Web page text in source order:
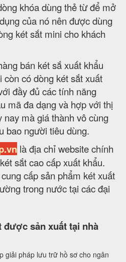
khóa dùng thẻ từ để mở
của nó nên được dùng
két sắt mini cho khách
bán két sắ xuất khẩu
còn có dòng két sắt xuất
đầy đủ các tính năng
mã đa dạng và hợp với thị
nay mà giá thành vô cùng
bao người tiêu dùng.
là địa chỉ website chính
sắt cao cấp xuất khẩu.
cấp sản phẩm két xuất
trong nước tại các đại
được sản xuất tại nhà
giải pháp lưu trữ hồ sơ cho ngân